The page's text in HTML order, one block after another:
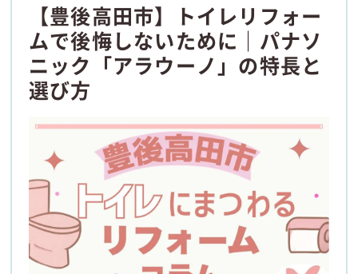
【豊後高田市】トイレリフォー
ムで後悔しないために｜パナソ
ニック「アラウーノ」の特長と
選び方